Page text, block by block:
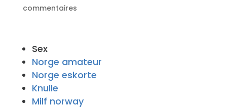
commentaires
Sex
Norge amateur
Norge eskorte
Knulle
Milf norway